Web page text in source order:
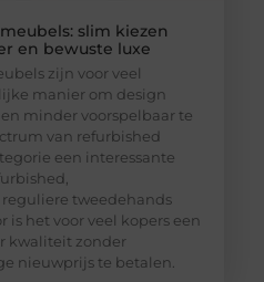
slim kiezen
en bewuste luxe
zijn voor veel
manier om design
minder voorspelbaar te
van refurbished
een interessante
tweedehands
is het voor veel kopers een
kwaliteit zonder
nieuwprijs te betalen.